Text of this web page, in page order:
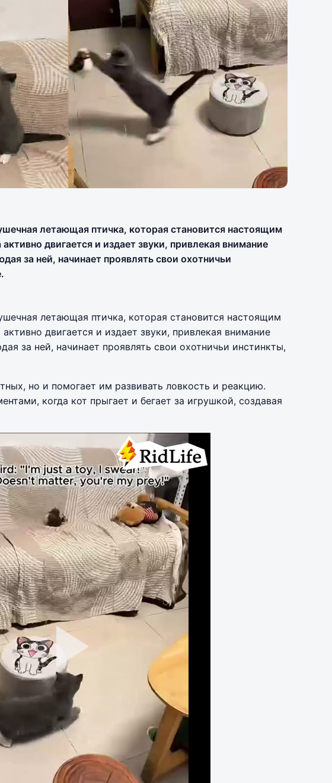
летающая птичка, которая становится настоящим
двигается и издает звуки, привлекая внимание
за ней, начинает проявлять свои охотничьи
летающая птичка, которая становится настоящим
двигается и издает звуки, привлекая внимание
за ней, начинает проявлять свои охотничьи инстинкты,
но и помогает им развивать ловкость и реакцию.
когда кот прыгает и бегает за игрушкой, создавая
Play
Video